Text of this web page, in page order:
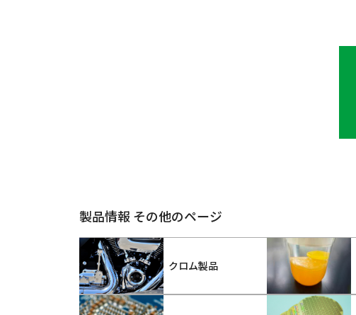
製品情報 その他のページ
クロム製品